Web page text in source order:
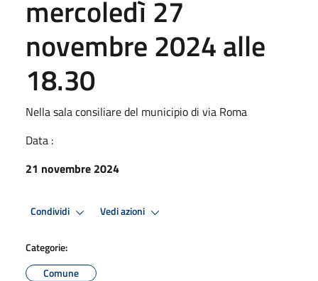
mercoledì 27
novembre 2024 alle
18.30
Nella sala consiliare del municipio di via Roma
Data :
21 novembre 2024
Condividi Vedi azioni
Categorie:
Comune